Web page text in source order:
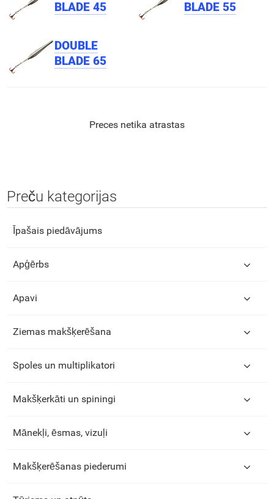
BLADE 45
BLADE 55
DOUBLE
BLADE 65
Preces netika atrastas
Preču kategorijas
Īpašais piedāvājums
Apģērbs
Apavi
Ziemas makšķerēšana
Spoles un multiplikatori
Makšķerkāti un spiningi
Mānekļi, ēsmas, vizuļi
Makšķerēšanas piederumi